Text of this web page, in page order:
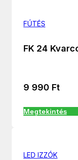
FÚTÉS
FK 24
9 990 Ft
Megtekintés
LED IZZÓK